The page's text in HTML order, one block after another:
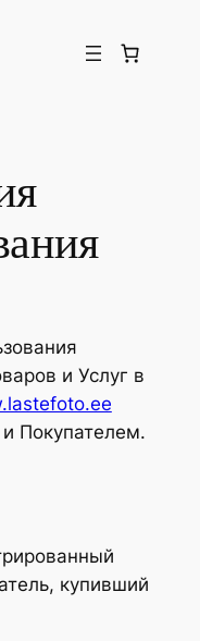
и Услуг в
Покупателем.
купивший